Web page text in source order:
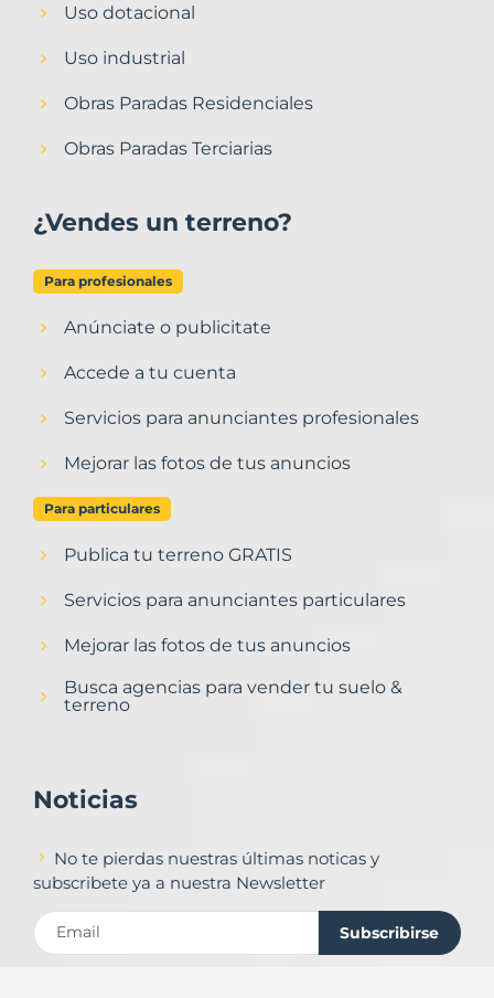
Uso dotacional
Uso industrial
Obras Paradas Residenciales
Obras Paradas Terciarias
¿Vendes un terreno?
Para profesionales
Anúnciate o publicitate
Accede a tu cuenta
Servicios para anunciantes profesionales
Mejorar las fotos de tus anuncios
Para particulares
Publica tu terreno GRATIS
Servicios para anunciantes particulares
Mejorar las fotos de tus anuncios
Busca agencias para vender tu suelo &
terreno
Noticias
No te pierdas nuestras últimas noticas y
subscribete ya a nuestra Newsletter
Subscribirse